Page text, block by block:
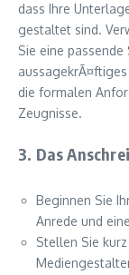
dass Ihre
gestaltet sind.
Sie eine
die formalen
Zeugnisse.
3. Das
Beginnen Sie
Anrede und
Stellen Sie